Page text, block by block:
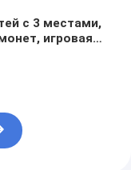
с 3 местами,
игровая